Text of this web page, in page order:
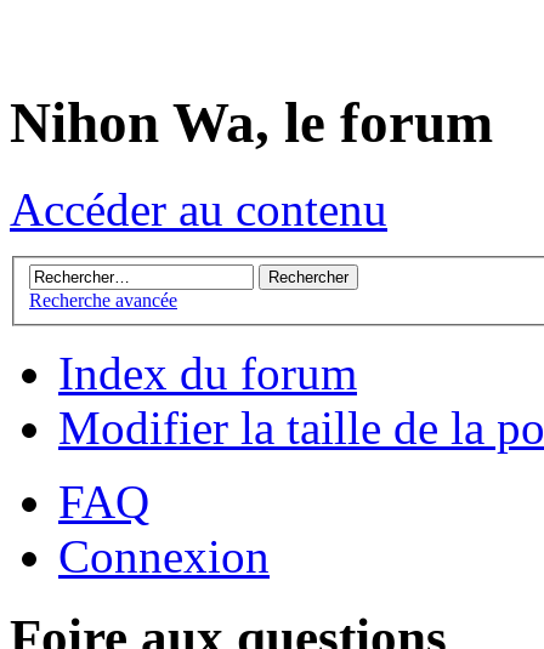
Nihon Wa, le forum
Accéder au contenu
Recherche avancée
Index du forum
Modifier la taille de la
FAQ
Connexion